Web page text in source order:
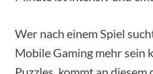
Wer nach einem Spiel
Mobile Gaming mehr sein